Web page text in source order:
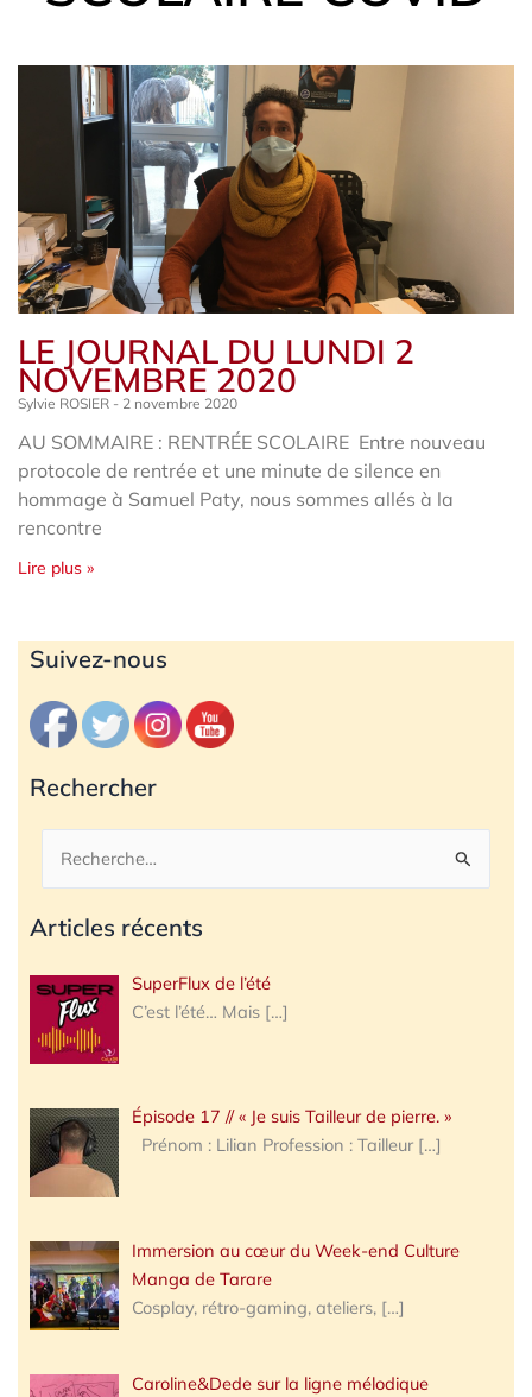
LE JOURNAL DU LUNDI 2
NOVEMBRE 2020
Sylvie ROSIER 2 novembre 2020
AU SOMMAIRE : RENTRÉE SCOLAIRE Entre nouveau
protocole de rentrée et une minute de silence en
hommage à Samuel Paty, nous sommes allés à la
rencontre
Lire plus »
Suivez-nous
Rechercher
Rechercher :
Articles récents
SuperFlux de l’été
C’est l’été… Mais […]
Épisode 17 // « Je suis Tailleur de pierre. »
Prénom : Lilian Profession : Tailleur […]
Immersion au cœur du Week-end Culture
Manga de Tarare
Cosplay, rétro-gaming, ateliers, […]
Caroline&Dede sur la ligne mélodique
Archives